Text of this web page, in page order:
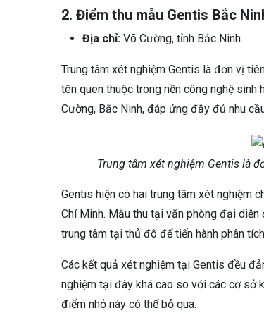
2. Điểm thu mẫu Gentis Bắc
Địa chỉ: Võ Cường, tỉnh Bắc Ninh.
Trung tâm xét nghiệm Gentis là đơn vị
tên quen thuộc trong nền công nghệ
Cường, Bắc Ninh, đáp ứng đầy đủ nhu
Trung tâm xét nghiệm Gentis là
Gentis hiện có hai trung tâm xét nghiệm
Chí Minh. Mẫu thu tại văn phòng đại
trung tâm tại thủ đô để tiến hành phân
Các kết quả xét nghiệm tại Gentis đều
nghiệm tại đây khá cao so với các cơ sở
điểm nhỏ này có thể bỏ qua.